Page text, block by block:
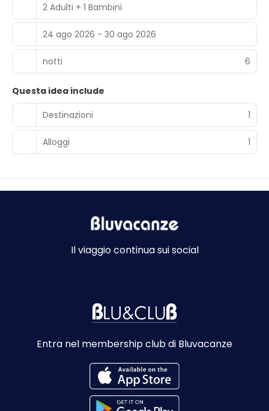
2 Adulti + 1 Bambini
24 ago 2026 - 30 ago 2026
notti 6
Questa idea include
Destinazioni
1
Alloggi 1
Il viaggio continua sui social
Entra nel membership club di Bluvacanze